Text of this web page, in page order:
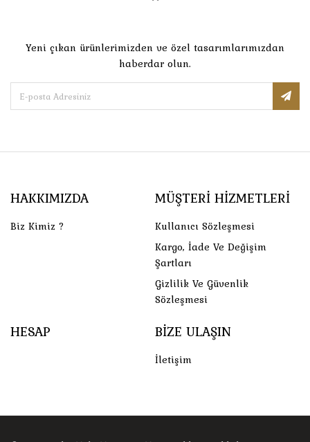
Yeni çıkan ürünlerimizden ve özel tasarımlarımızdan
haberdar olun.
HAKKIMIZDA
Biz Kimiz ?
MÜŞTERI HIZMETLERI
Kullanıcı Sözleşmesi
Kargo, İade Ve Değişim
Şartları
Gizlilik Ve Güvenlik
Sözleşmesi
HESAP BIZE ULAŞIN
İletişim